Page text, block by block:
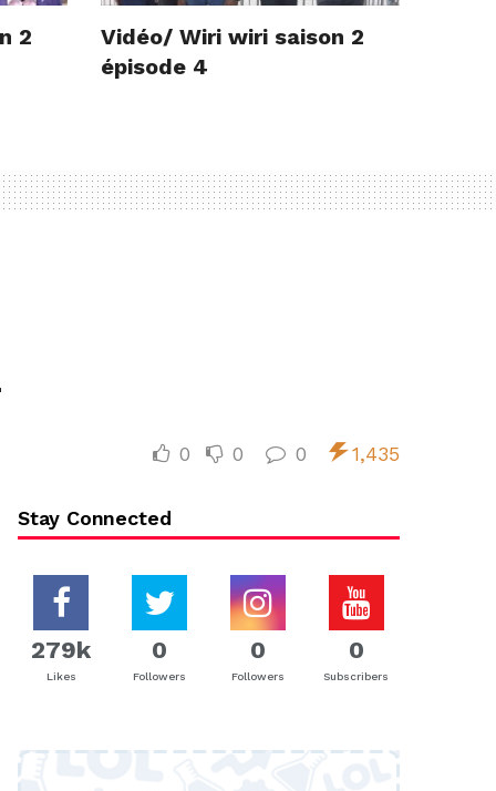
2
Vidéo/ Wiri wiri saison 2
épisode 4
0 0 0 1,435
Stay Connected
279k
Likes
0
Followers
0
Followers
0
Subscribers